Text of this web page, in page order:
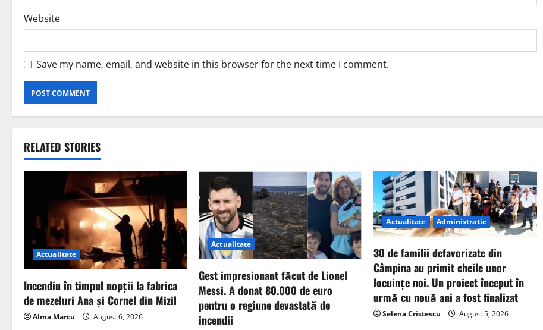
Website
Save my name, email, and website in this browser for the next time I comment.
RELATED STORIES
Actualitate
Incendiu în timpul nopții la fabrica
de mezeluri Ana și Cornel din Mizil
Alma Marcu August 6, 2026
Actualitate
Gest impresionant făcut de Lionel
Messi. A donat 80.000 de euro
pentru o regiune devastată de
incendii
Actualitate Administratie
30 de familii defavorizate din
Câmpina au primit cheile unor
locuințe noi. Un proiect început în
urmă cu nouă ani a fost finalizat
Selena Cristescu August 5, 2026